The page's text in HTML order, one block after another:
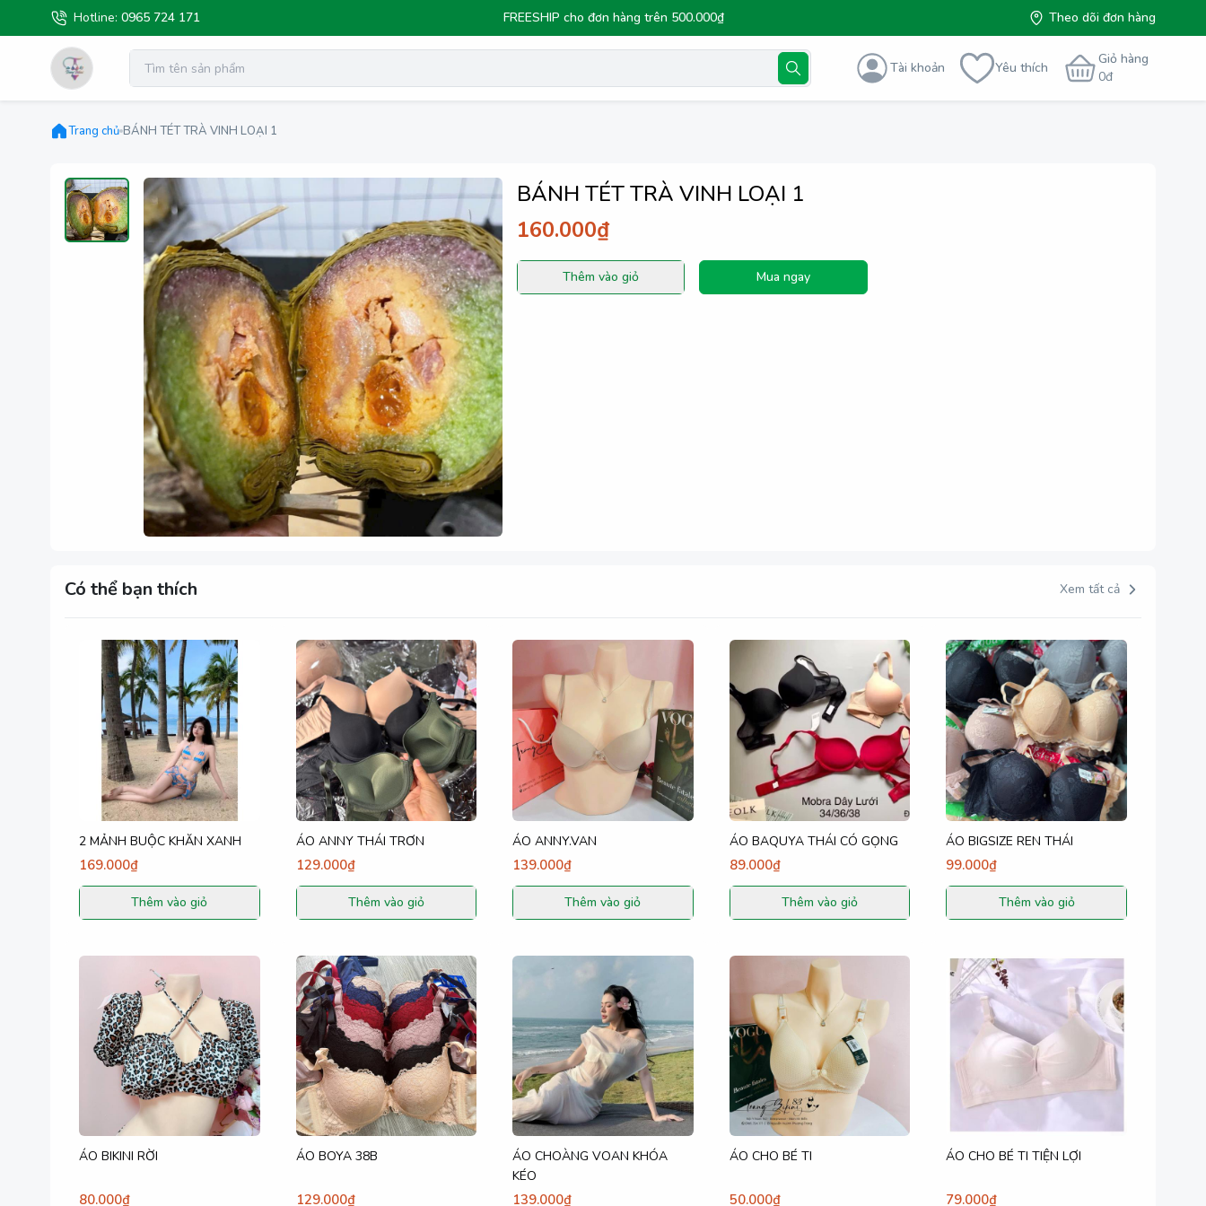
Hotline: 0965 724 171 FREESHIP cho đơn hàng trên 500.000₫ Theo dõi đơn hàng
Tài khoản Yêu thích
Giỏ hàng
0đ
Trang chủ BÁNH TÉT TRÀ VINH LOẠI 1
BÁNH TÉT TRÀ VINH LOẠI 1
160.000₫
Thêm vào giỏ Mua ngay
Có thể bạn thích Xem tất cả
2 MẢNH BUỘC KHĂN XANH
169.000₫
Thêm vào giỏ
ÁO ANNY THÁI TRƠN
129.000₫
Thêm vào giỏ
ÁO ANNY.VAN
139.000₫
Thêm vào giỏ
ÁO BAQUYA THÁI CÓ GỌNG
89.000₫
Thêm vào giỏ
ÁO BIGSIZE REN THÁI
99.000₫
Thêm vào giỏ
ÁO BIKINI RỜI
80.000₫
ÁO BOYA 38B
129.000₫
ÁO CHOÀNG VOAN KHÓA
KÉO
139.000₫
ÁO CHO BÉ TI
50.000₫
ÁO CHO BÉ TI TIỆN LỢI
79.000₫